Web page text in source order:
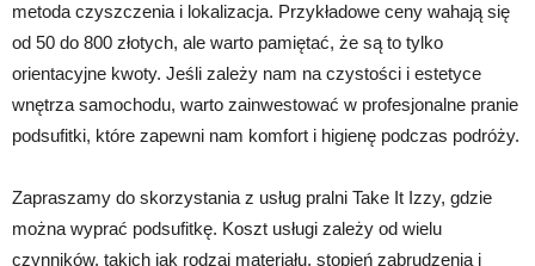
metoda czyszczenia i lokalizacja. Przykładowe ceny wahają się
od 50 do 800 złotych, ale warto pamiętać, że są to tylko
orientacyjne kwoty. Jeśli zależy nam na czystości i estetyce
wnętrza samochodu, warto zainwestować w profesjonalne pranie
podsufitki, które zapewni nam komfort i higienę podczas podróży.
Zapraszamy do skorzystania z usług pralni Take It Izzy, gdzie
można wyprać podsufitkę. Koszt usługi zależy od wielu
czynników, takich jak rodzaj materiału, stopień zabrudzenia i